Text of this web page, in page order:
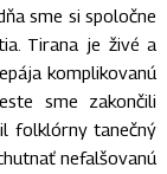
sme si spoločne
Tirana je živé a
komplikovanú
sme zakončili
folklórny tanečný
nefalšovanú